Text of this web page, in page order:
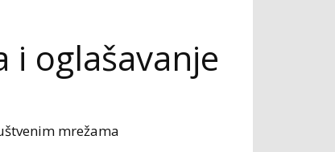
i oglašavanje
mrežama